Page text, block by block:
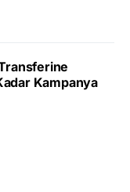
Kampanya